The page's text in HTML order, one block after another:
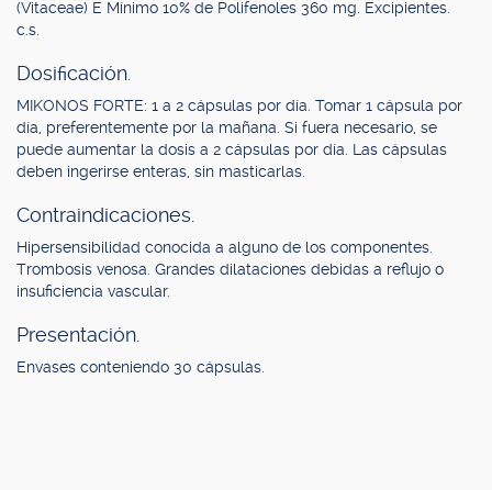
(Vitaceae) E Mínimo 10% de Polifenoles 360 mg. Excipientes.
c.s.
Dosificación.
MIKONOS FORTE: 1 a 2 cápsulas por día. Tomar 1 cápsula por
día, preferentemente por la mañana. Si fuera necesario, se
puede aumentar la dosis a 2 cápsulas por día. Las cápsulas
deben ingerirse enteras, sin masticarlas.
Contraindicaciones.
Hipersensibilidad conocida a alguno de los componentes.
Trombosis venosa. Grandes dilataciones debidas a reflujo o
insuficiencia vascular.
Presentación.
Envases conteniendo 30 cápsulas.